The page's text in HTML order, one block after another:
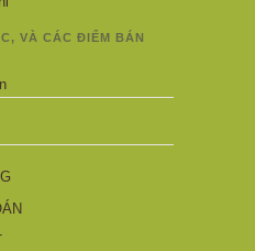
VÀ CÁC ĐIỂM BÁN